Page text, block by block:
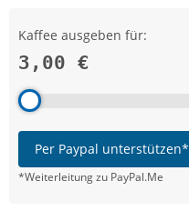
Kaffee ausgeben für:
3,00 €
Per Paypal unterstützen*
*Weiterleitung zu PayPal.Me